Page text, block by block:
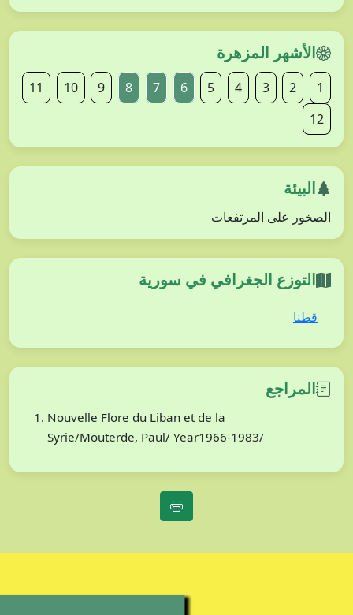
الأشهر المزهرة
1
2
3
4
5
6
7
8
9
10
11
12
البيئة
الصخور على المرتفعات
التوزع الجغرافي في سورية
قطنا
المراجع
Nouvelle Flore du Liban et de la
Syrie/Mouterde, Paul/ Year1966-1983/